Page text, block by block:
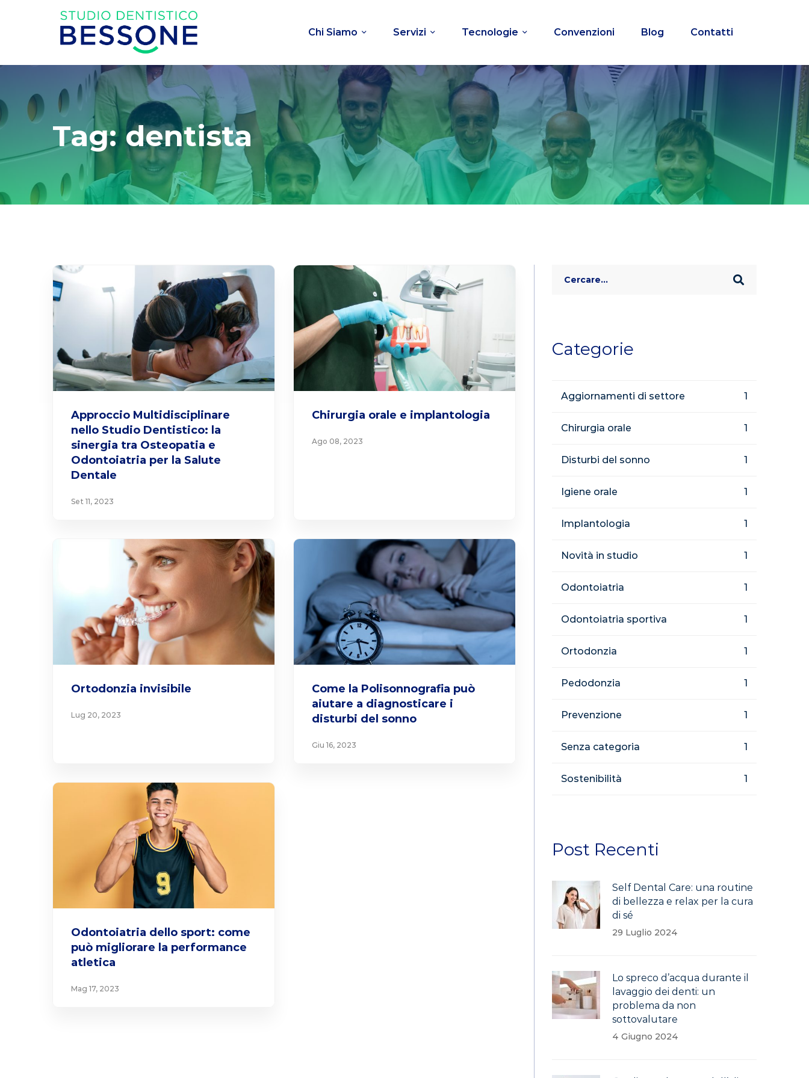
Chi Siamo Servizi Tecnologie Convenzioni Blog Contatti
Tag: dentista
Approccio Multidisciplinare
nello Studio Dentistico: la
sinergia tra Osteopatia e
Odontoiatria per la Salute
Dentale
Set 11, 2023
Chirurgia orale e implantologia
Ago 08, 2023
Ortodonzia invisibile
Lug 20, 2023
Come la Polisonnografia può
aiutare a diagnosticare i
disturbi del sonno
Giu 16, 2023
Odontoiatria dello sport: come
può migliorare la performance
atletica
Mag 17, 2023
for:
Categorie
Aggiornamenti di settore 1
Chirurgia orale 1
Disturbi del sonno 1
Igiene orale 1
Implantologia 1
Novità in studio 1
Odontoiatria 1
Odontoiatria sportiva 1
Ortodonzia 1
Pedodonzia 1
Prevenzione 1
Senza categoria 1
Sostenibilità 1
Post Recenti
Self Dental Care: una routine
di bellezza e relax per la cura
di sé
29 Luglio 2024
Lo spreco d’acqua durante il
lavaggio dei denti: un
problema da non
sottovalutare
4 Giugno 2024